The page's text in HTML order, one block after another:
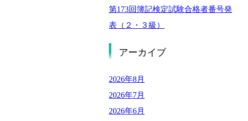
第173回簿記検定試験合格者番号発
表（２・３級）
アーカイブ
2026年8月
2026年7月
2026年6月